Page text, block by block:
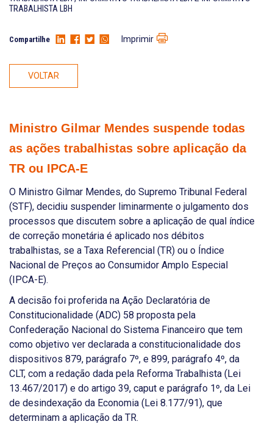
TRABALHISTA LBH
Compartilhe Imprimir
VOLTAR
Ministro Gilmar Mendes suspende todas
as ações trabalhistas sobre aplicação da
TR ou IPCA-E
O Ministro Gilmar Mendes, do Supremo Tribunal Federal
(STF), decidiu suspender liminarmente o julgamento dos
processos que discutem sobre a aplicação de qual índice
de correção monetária é aplicado nos débitos
trabalhistas, se a Taxa Referencial (TR) ou o Índice
Nacional de Preços ao Consumidor Amplo Especial
(IPCA-E).
A decisão foi proferida na Ação Declaratória de
Constitucionalidade (ADC) 58 proposta pela
Confederação Nacional do Sistema Financeiro que tem
como objetivo ver declarada a constitucionalidade dos
dispositivos 879, parágrafo 7º, e 899, parágrafo 4º, da
CLT, com a redação dada pela Reforma Trabalhista (Lei
13.467/2017) e do artigo 39, caput e parágrafo 1º, da Lei
de desindexação da Economia (Lei 8.177/91), que
determinam a aplicação da TR.